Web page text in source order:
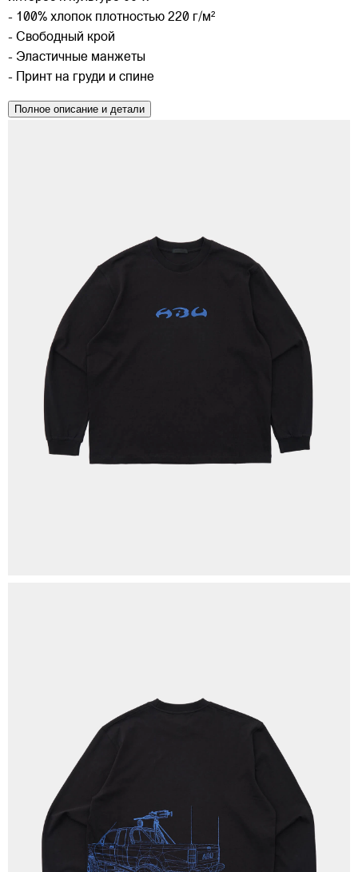
- 100% хлопок плотностью 220 г/м²
- Свободный крой
- Эластичные манжеты
- Принт на груди и спине
Полное описание и детали